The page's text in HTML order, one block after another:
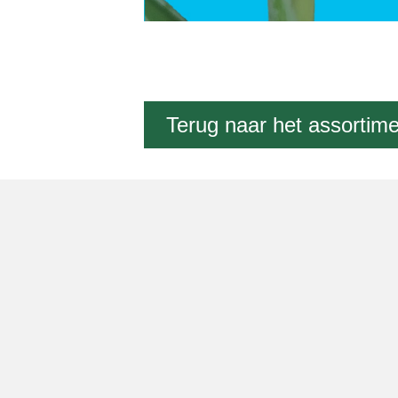
Terug naar het